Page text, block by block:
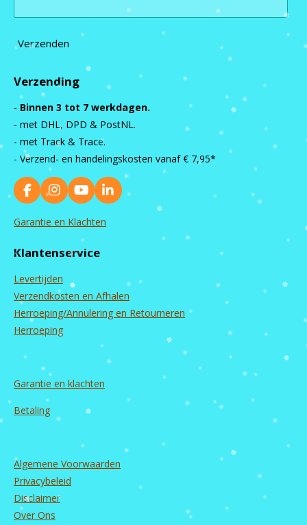
Verzenden
Verzending
- Binnen 3 tot 7 werkdagen.
- met DHL, DPD & PostNL.
- met Track & Trace.
- Verzend- en handelingskosten vanaf € 7,95*
F
a
c
o
k
I
n
s
g
a
m
Y
o
u
u
b
L
i
Garantie en Klachten
Klantenservice
Levertijden
Verzendkosten en Afhalen
Herroeping/Annulering en Retourneren
Herroeping
Garantie en klachten
Betaling
Algemene Voorwaarden
Privacybeleid
Disclaimer
Over Ons